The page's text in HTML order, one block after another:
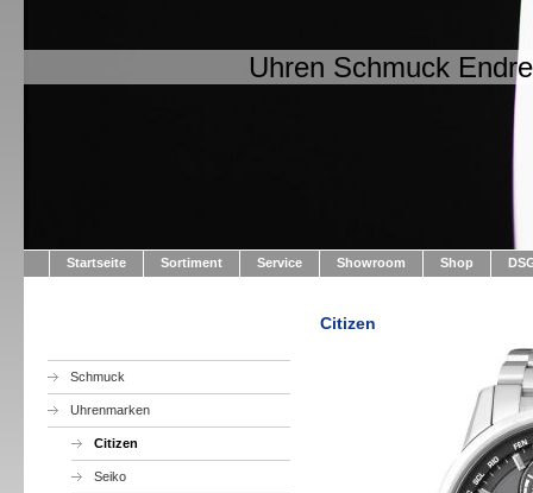
Uhren Schmuck
Startseite Sortiment Service Showroom Shop
Schmuck
Uhrenmarken
Citizen
Seiko
Citizen